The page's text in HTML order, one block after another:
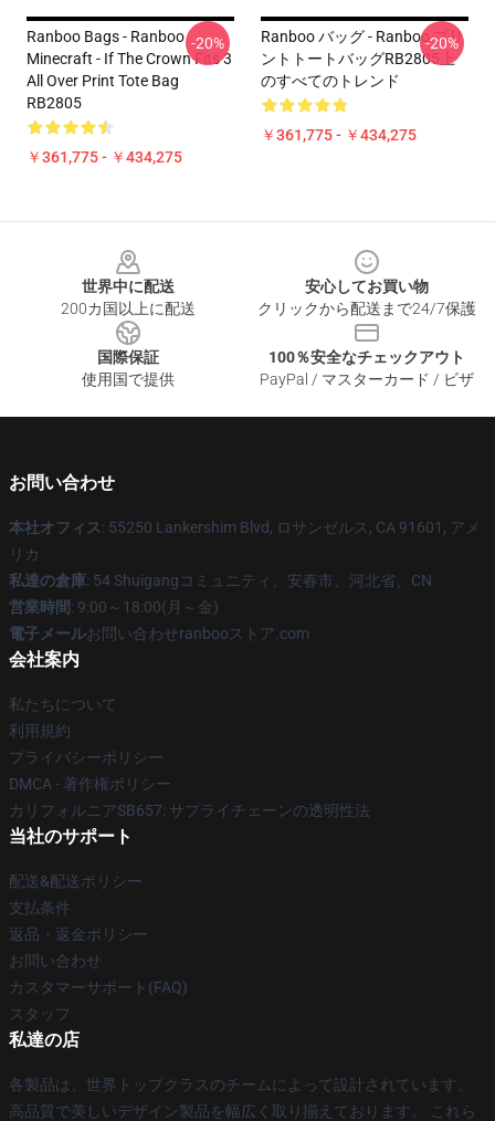
Ranboo Bags - Ranboo
Minecraft - If The Crown Fits 3
All Over Print Tote Bag
RB2805
￥361,775 - ￥434,275
-20%
Ranboo バッグ - Ranboo プリ
ントトートバッグRB2805上
のすべてのトレンド
￥361,775 - ￥434,275
-20%
世界中に配送
200カ国以上に配送
安心してお買い物
クリックから配送まで24/7保護
国際保証
使用国で提供
100％安全なチェックアウト
PayPal / マスターカード / ビザ
お問い合わせ
本社オフィス: 55250 Lankershim Blvd, ロサンゼルス, CA 91601, アメ
リカ
私達の倉庫: 54 Shuigangコミュニティ、安春市、河北省、CN
営業時間: 9:00～18:00(月～金)
電子メールお問い合わせranbooストア.com
会社案内
私たちについて
利用規約
プライバシーポリシー
DMCA - 著作権ポリシー
カリフォルニアSB657: サプライチェーンの透明性法
当社のサポート
配送&配送ポリシー
支払条件
返品・返金ポリシー
お問い合わせ
カスタマーサポート(FAQ)
スタッフ
私達の店
各製品は、世界トップクラスのチームによって設計されています。
高品質で美しいデザイン製品を幅広く取り揃えております。 これら